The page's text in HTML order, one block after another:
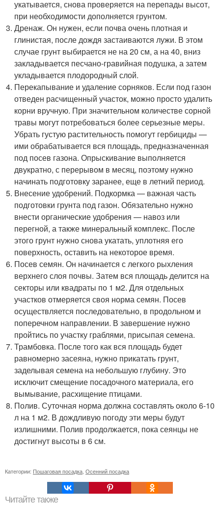
укатывается, снова проверяется на перепады высот,
при необходимости дополняется грунтом.
Дренаж. Он нужен, если почва очень плотная и
глинистая, после дождя застаиваются лужи. В этом
случае грунт выбирается не на 20 см, а на 40, вниз
закладывается песчано-гравийная подушка, а затем
укладывается плодородный слой.
Перекапывание и удаление сорняков. Если под газон
отведен расчищенный участок, можно просто удалить
корни вручную. При значительном количестве сорной
травы могут потребоваться более серьезные меры.
Убрать густую растительность помогут гербициды —
ими обрабатывается вся площадь, предназначенная
под посев газона. Опрыскивание выполняется
двукратно, с перерывом в месяц, поэтому нужно
начинать подготовку заранее, еще в летний период.
Внесение удобрений. Подкормка — важная часть
подготовки грунта под газон. Обязательно нужно
внести органические удобрения — навоз или
перегной, а также минеральный комплекс. После
этого грунт нужно снова укатать, уплотняя его
поверхность, оставить на некоторое время.
Посев семян. Он начинается с легкого рыхления
верхнего слоя почвы. Затем вся площадь делится на
секторы или квадраты по 1 м2. Для отдельных
участков отмеряется своя норма семян. Посев
осуществляется последовательно, в продольном и
поперечном направлении. В завершение нужно
пройтись по участку граблями, присыпая семена.
Трамбовка. После того как вся площадь будет
равномерно засеяна, нужно прикатать грунт,
заделывая семена на небольшую глубину. Это
исключит смещение посадочного материала, его
вымывание, расхищение птицами.
Полив. Суточная норма должна составлять около 6-10
л на 1 м2. В дождливую погоду эти меры будут
излишними. Полив продолжается, пока сеянцы не
достигнут высоты в 6 см.
Категории: Пошаговая посадка Осенний посадка
Читайте также